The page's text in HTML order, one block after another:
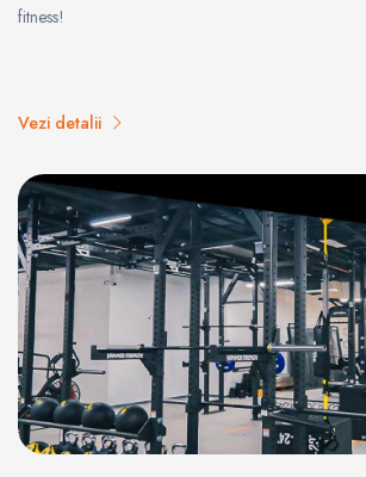
fitness!
Vezi detalii